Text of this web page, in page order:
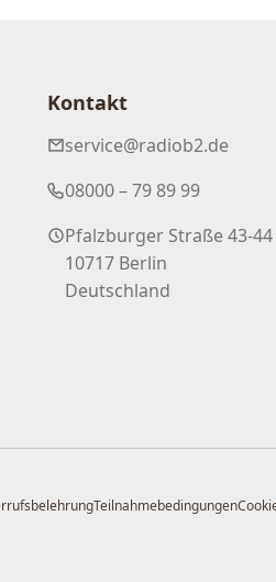
Kontakt
service@radiob2.de
08000 – 79 89 99
Pfalzburger Straße 43-44
10717 Berlin
Deutschland
Teilnahmebedingungen